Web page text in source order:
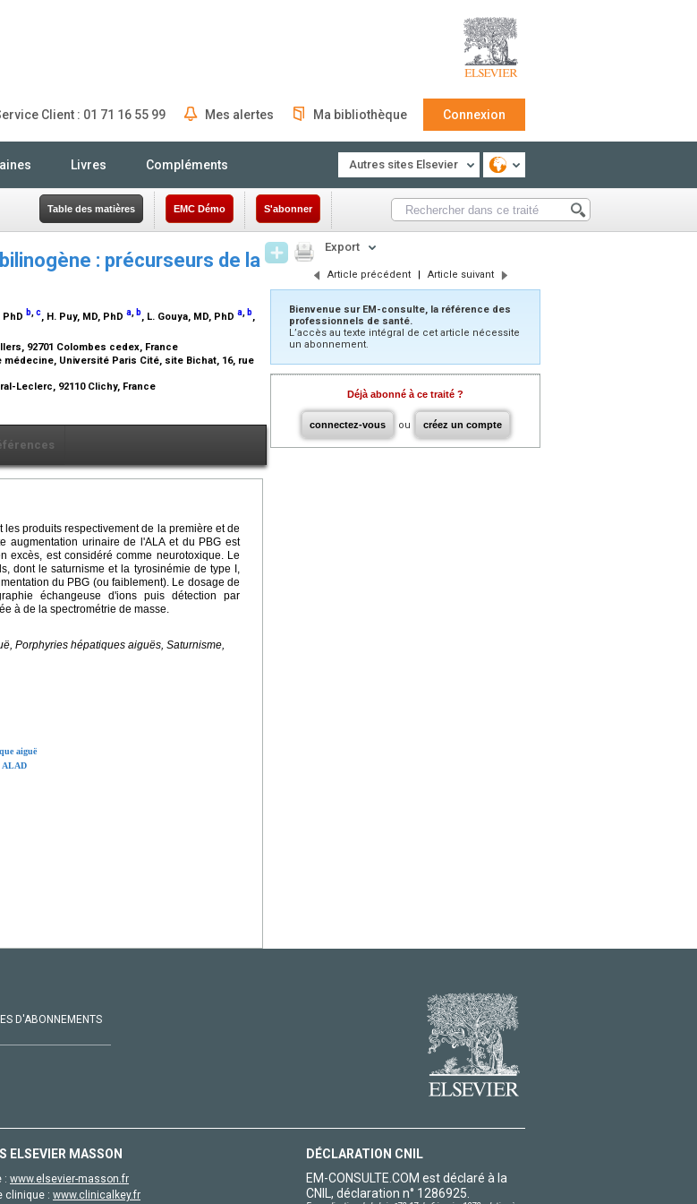
Client : 01 71 16 55 99 Mes alertes Ma bibliothèque Connexion
Livres Compléments Autres sites Elsevier
Table des matières EMC Démo S'abonner
: précurseurs de la
PhD b,c, H. Puy, MD, PhD a, b, L. Gouya, MD, PhD a, b,
92701 Colombes cedex, France
Université Paris Cité, site Bichat, 16, rue
Leclerc, 92110 Clichy, France
produits respectivement de la première et de
augmentation urinaire de l'ALA et du PBG est
excès, est considéré comme neurotoxique. Le
dont le saturnisme et la tyrosinémie de type I,
du PBG (ou faiblement). Le dosage de
échangeuse d'ions puis détection par
à de la spectrométrie de masse.
Porphyries hépatiques aiguës, Saturnisme,
aiguë
ALAD
Export
Article précédent | Article suivant
Bienvenue sur EM-consulte, la référence des
professionnels de santé.
L’accès au texte intégral de cet article nécessite
un abonnement.
Déjà abonné à ce traité ?
connectez-vous ou créez un compte
D'ABONNEMENTS
ELSEVIER MASSON
: www.elsevier-masson.fr
clinique : www.clinicalkey.fr
DÉCLARATION CNIL
EM-CONSULTE.COM est déclaré à la
CNIL, déclaration n° 1286925.